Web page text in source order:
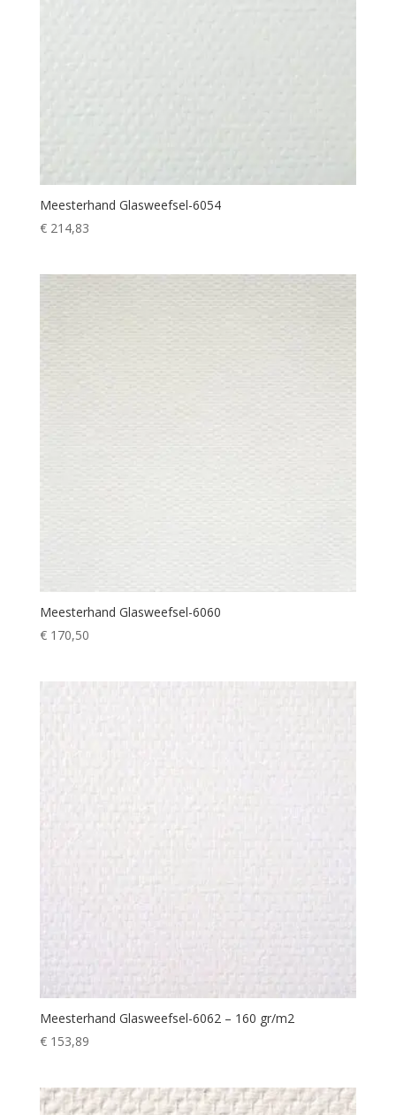
Meesterhand Glasweefsel-6054
€214,83
Meesterhand Glasweefsel-6060
€170,50
Meesterhand Glasweefsel-6062 – 160 gr/m2
€153,89